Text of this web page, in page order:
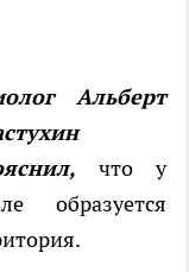
Альберт
что у
образуется